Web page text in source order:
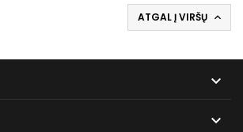
ATGAL Į VIRŠŲ 

